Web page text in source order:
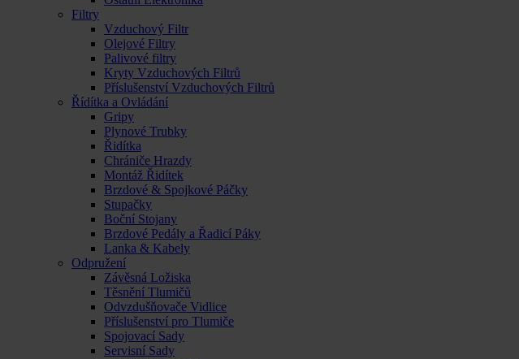
Filtry
Vzduchový Filtr
Olejové Filtry
Palivové filtry
Kryty Vzduchových Filtrů
Příslušenství Vzduchových Filtrů
Řídítka a Ovládání
Gripy
Plynové Trubky
Řidítka
Chrániče Hrazdy
Montáž Řidítek
Brzdové & Spojkové Páčky
Stupačky
Boční Stojany
Brzdové Pedály a Řadicí Páky
Lanka & Kabely
Odpružení
Závěsná Ložiska
Těsnění Tlumičů
Odvzdušňovače Vidlice
Příslušenství pro Tlumiče
Spojovací Sady
Servisní Sady